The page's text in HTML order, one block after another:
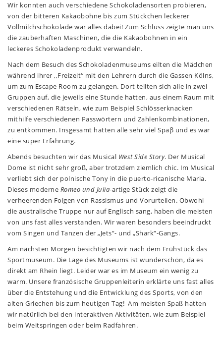
Wir konnten auch verschiedene Schokoladensorten probieren,
von der bitteren Kakaobohne bis zum Stückchen leckerer
Vollmilchschokolade war alles dabei! Zum Schluss zeigte man uns
die zauberhaften Maschinen, die die Kakaobohnen in ein
leckeres Schokoladenprodukt verwandeln.
Nach dem Besuch des Schokoladenmuseums eilten die Mädchen
während ihrer ,,Freizeit‘‘ mit den Lehrern durch die Gassen Kölns,
um zum Escape Room zu gelangen. Dort teilten sich alle in zwei
Gruppen auf, die jeweils eine Stunde hatten, aus einem Raum mit
verschiedenen Rätseln, wie zum Beispiel Schlösserknacken
mithilfe verschiedenen Passwörtern und Zahlenkombinationen,
zu entkommen. Insgesamt hatten alle sehr viel Spaβ und es war
eine super Erfahrung.
Abends besuchten wir das Musical West Side Story. Der Musical
Dome ist nicht sehr groß, aber trotzdem ziemlich chic. Im Musical
verliebt sich der polnische Tony in die puerto-ricanische Maria.
Dieses moderne Romeo und Julia-artige Stück zeigt die
verheerenden Folgen von Rassismus und Vorurteilen. Obwohl
die australische Truppe nur auf Englisch sang, haben die meisten
von uns fast alles verstanden. Wir waren besonders beeindruckt
vom Singen und Tanzen der „Jets“- und „Shark“-Gangs.
Am nächsten Morgen besichtigten wir nach dem Frühstück das
Sportmuseum. Die Lage des Museums ist wunderschön, da es
direkt am Rhein liegt. Leider war es im Museum ein wenig zu
warm. Unsere französische Gruppenleiterin erklärte uns fast alles
über die Entstehung und die Entwicklung des Sports, von den
alten Griechen bis zum heutigen Tag! Am meisten Spaß hatten
wir natürlich bei den interaktiven Aktivitäten, wie zum Beispiel
beim Weitspringen oder beim Radfahren.